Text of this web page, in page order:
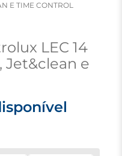
E TIME CONTROL
LEC 14
Jet&clean e